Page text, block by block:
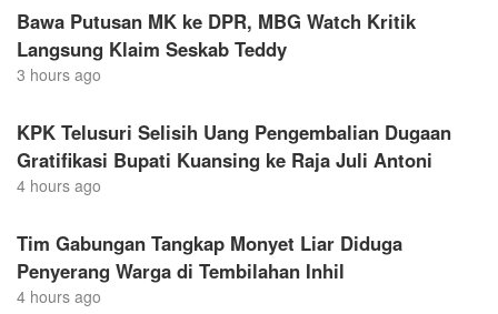
Bawa Putusan MK ke DPR, MBG Watch Kritik
Langsung Klaim Seskab Teddy
3 hours ago
KPK Telusuri Selisih Uang Pengembalian Dugaan
Gratifikasi Bupati Kuansing ke Raja Juli Antoni
4 hours ago
Tim Gabungan Tangkap Monyet Liar Diduga
Penyerang Warga di Tembilahan Inhil
4 hours ago